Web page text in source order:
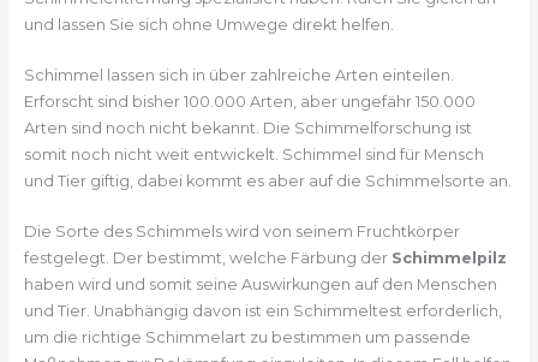
und lassen Sie sich ohne Umwege direkt helfen.
Schimmel lassen sich in über zahlreiche Arten einteilen.
Erforscht sind bisher 100.000 Arten, aber ungefähr 150.000
Arten sind noch nicht bekannt. Die Schimmelforschung ist
somit noch nicht weit entwickelt. Schimmel sind für Mensch
und Tier giftig, dabei kommt es aber auf die Schimmelsorte an.
Die Sorte des Schimmels wird von seinem Fruchtkörper
festgelegt. Der bestimmt, welche Färbung der Schimmelpilz
haben wird und somit seine Auswirkungen auf den Menschen
und Tier. Unabhängig davon ist ein Schimmeltest erforderlich,
um die richtige Schimmelart zu bestimmen um passende